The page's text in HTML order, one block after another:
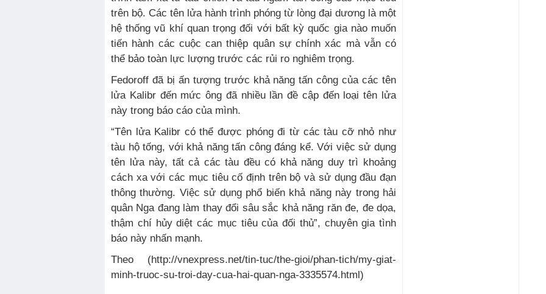
trên bộ. Các tên lửa hành trình phóng từ lòng đại dương là một
hệ thống vũ khí quan trọng đối với bất kỳ quốc gia nào muốn
tiến hành các cuộc can thiệp quân sự chính xác mà vẫn có
thể bảo toàn lực lượng trước các rủi ro nghiêm trọng.
Fedoroff đã bị ấn tượng trước khả năng tấn công của các tên
lửa Kalibr đến mức ông đã nhiều lần đề cập đến loại tên lửa
này trong báo cáo của mình.
“Tên lửa Kalibr có thể được phóng đi từ các tàu cỡ nhỏ như
tàu hộ tống, với khả năng tấn công đáng kể. Với việc sử dụng
tên lửa này, tất cả các tàu đều có khả năng duy trì khoảng
cách xa với các mục tiêu cố định trên bộ và sử dụng đầu đạn
thông thường. Việc sử dụng phổ biến khả năng này trong hải
quân Nga đang làm thay đổi sâu sắc khả năng răn đe, đe dọa,
thậm chí hủy diệt các mục tiêu của đối thủ”, chuyên gia tình
báo này nhấn mạnh.
Theo (http://vnexpress.net/tin-tuc/the-gioi/phan-tich/my-giat-
minh-truoc-su-troi-day-cua-hai-quan-nga-3335574.html)